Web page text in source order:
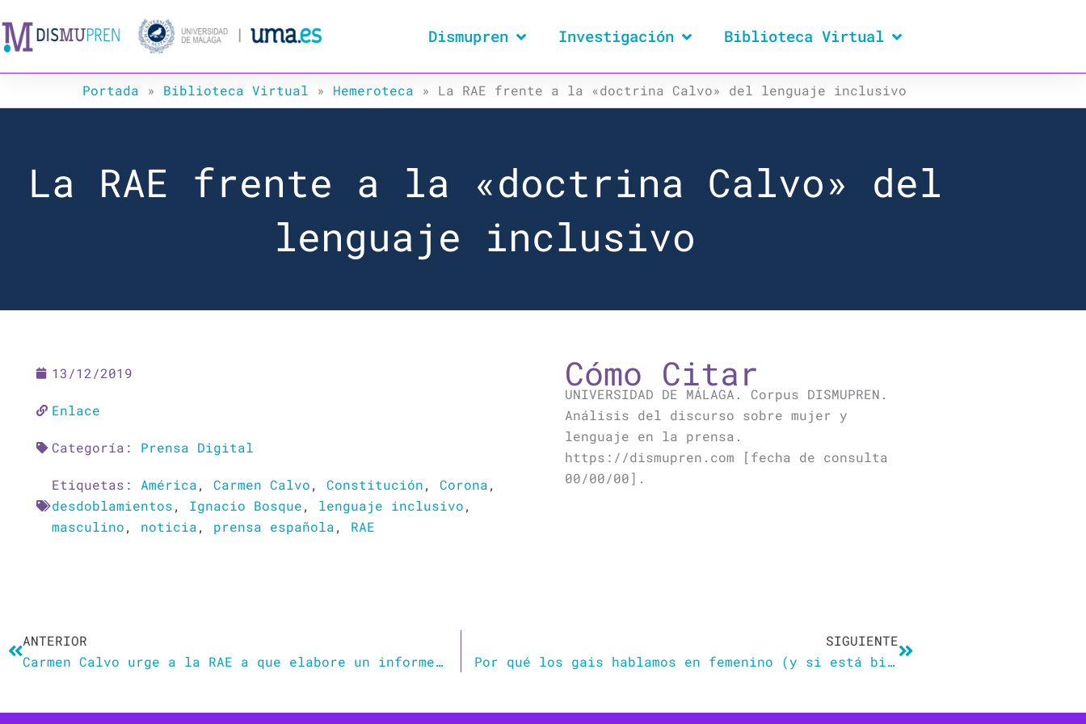
al
contenido
Dismupren Investigación Biblioteca Virtual
Portada » Biblioteca Virtual » Hemeroteca » La RAE frente a la «doctrina Calvo» del lenguaje inclusivo
La RAE frente a la «doctrina Calvo» del
lenguaje inclusivo
13/12/2019
Enlace
Categoría: Prensa Digital
Etiquetas: América, Carmen Calvo, Constitución, Corona,
desdoblamientos, Ignacio Bosque, lenguaje inclusivo,
masculino, noticia, prensa española, RAE
Cómo Citar
UNIVERSIDAD DE MÁLAGA. Corpus DISMUPREN.
Análisis del discurso sobre mujer y
lenguaje en la prensa.
https://dismupren.com [fecha de consulta
00/00/00].
ANTERIOR
Carmen Calvo urge a la RAE a que elabore un informe sobre el uso del lenguaje inclusivo en la Constitución
SIGUIENTE
Por qué los gais hablamos en femenino (y si está bien o mal)